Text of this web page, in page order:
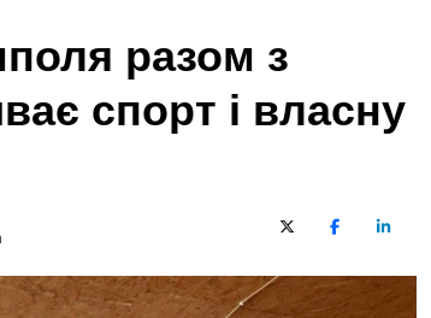
разом з
спорт і власну
X (Twitter)FacebookLinkedIn